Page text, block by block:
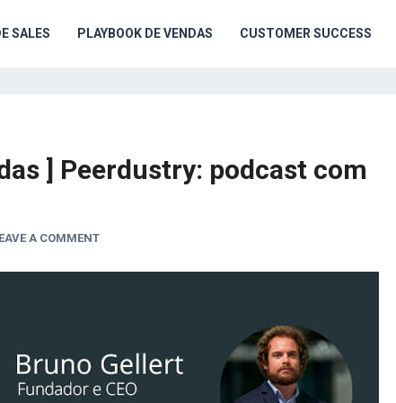
SALES PLAYBOOK DE VENDAS CUSTOMER SUCCESS
] Peerdustry: podcast com
A COMMENT